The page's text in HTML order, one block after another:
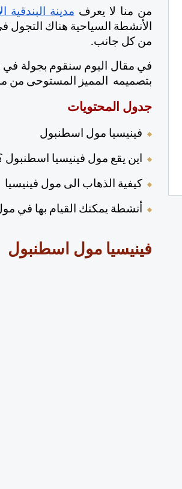
من منا لا يعرف مدينة البندقية
من كل جانب.
بتصميمه  المميز المستوحى من
جدول المحتويات
فينيسيا مول اسطنبول
اين يقع مول فينيسيا اسطنبول
كيفية الذهاب الى مول فينيسيا
أنشطة يمكنك القيام بها في
فينيسيا مول اسطنبول